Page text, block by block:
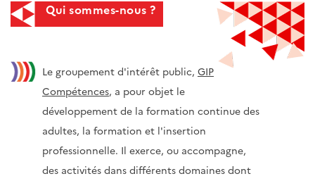
Qui sommes-nous ?
Le groupement d'intérêt public, GIP
Compétences, a pour objet le
développement de la formation continue des
adultes, la formation et l'insertion
professionnelle. Il exerce, ou accompagne,
des activités dans différents domaines dont